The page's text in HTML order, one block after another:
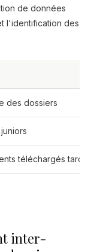
de données
l'identification des
des dossiers
téléchargés
inter-